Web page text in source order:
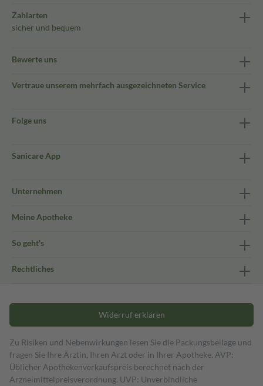
Zahlarten
sicher und bequem
Bewerte uns
Vertraue unserem mehrfach ausgezeichneten Service
Folge uns
Sanicare App
Unternehmen
Meine Apotheke
So geht's
Rechtliches
Widerruf erklären
Zu Risiken und Nebenwirkungen lesen Sie die Packungsbeilage und
fragen Sie Ihre Ärztin, Ihren Arzt oder in Ihrer Apotheke. AVP:
Üblicher Apothekenverkaufspreis berechnet nach der
Arzneimittelpreisverordnung. UVP: Unverbindliche